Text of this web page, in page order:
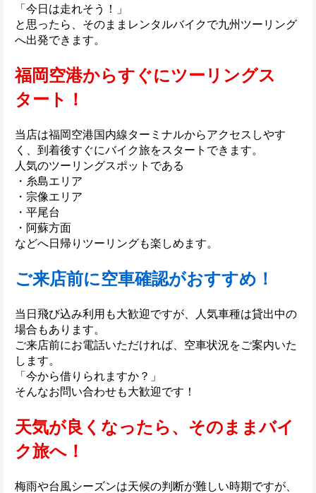
「今日は走れそう！」
と思ったら、そのままレンタルバイクで九州ツーリング
へ出発できます。
福岡空港からすぐにツーリングス
タート！
当店は福岡空港国内線ターミナルからアクセスしやす
く、到着後すぐにバイク旅をスタートできます。
人気のツーリングスポットである
・糸島エリア
・宗像エリア
・平尾台
・阿蘇方面
などへ日帰りツーリングも楽しめます。
ご来店前に空車確認がおすすめ！
当日飛び込み利用も大歓迎ですが、人気車種は貸出中の
場合もあります。
ご来店前にお電話いただければ、空車状況をご案内いた
します。
「今から借りられますか？」
そんなお問い合わせも大歓迎です！
天気が良くなったら、そのままバイ
ク旅へ！
梅雨や台風シーズンは天候の判断が難しい時期ですが、